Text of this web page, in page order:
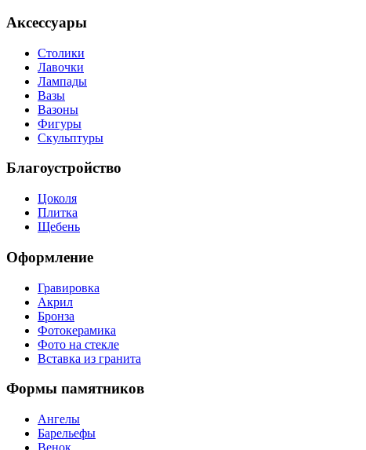
Аксессуары
Столики
Лавочки
Лампады
Вазы
Вазоны
Фигуры
Скульптуры
Благоустройство
Цоколя
Плитка
Щебень
Оформление
Гравировка
Акрил
Бронза
Фотокерамика
Фото на стекле
Вставка из гранита
Формы памятников
Ангелы
Барельефы
Венок